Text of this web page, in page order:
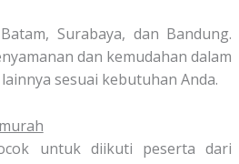
Surabaya, dan Bandung.
dan kemudahan dalam
sesuai kebutuhan Anda.
untuk diikuti peserta dari